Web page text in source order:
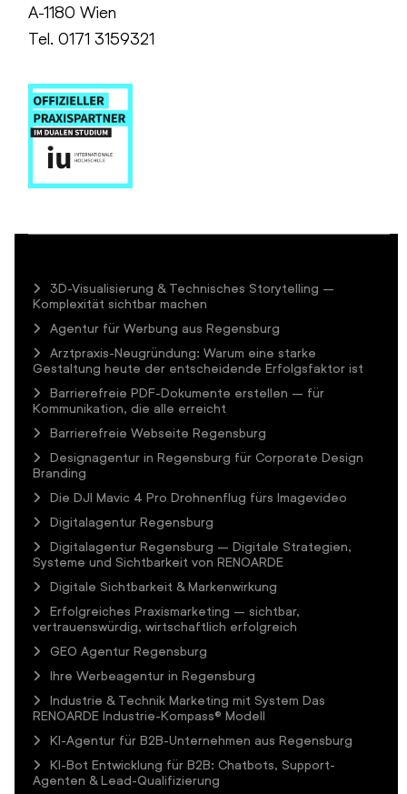
A-1180 Wien
Tel. 0171 3159321
3D-Visualisierung & Technisches Storytelling –
Komplexität sichtbar machen
Agentur für Werbung aus Regensburg
Arztpraxis-Neugründung: Warum eine starke
Gestaltung heute der entscheidende Erfolgsfaktor ist
Barrierefreie PDF-Dokumente erstellen – für
Kommunikation, die alle erreicht
Barrierefreie Webseite Regensburg
Designagentur in Regensburg für Corporate Design
Branding
Die DJI Mavic 4 Pro Drohnenflug fürs Imagevideo
Digitalagentur Regensburg
Digitalagentur Regensburg – Digitale Strategien,
Systeme und Sichtbarkeit von RENOARDE
Digitale Sichtbarkeit & Markenwirkung
Erfolgreiches Praxismarketing – sichtbar,
vertrauenswürdig, wirtschaftlich erfolgreich
GEO Agentur Regensburg
Ihre Werbeagentur in Regensburg
Industrie & Technik Marketing mit System Das
RENOARDE Industrie-Kompass® Modell
KI-Agentur für B2B-Unternehmen aus Regensburg
KI-Bot Entwicklung für B2B: Chatbots, Support-
Agenten & Lead-Qualifizierung